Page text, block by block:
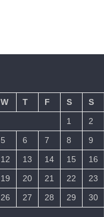
W T F S
S
1
2
5
6 7 8
9
12
13 14 15
16
19
20 21 22
23
26
27 28 29 30